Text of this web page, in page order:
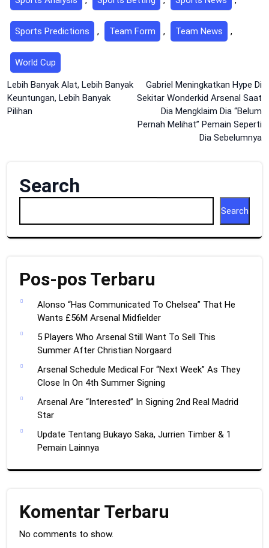
Sports Predictions , Team Form , Team News ,
World Cup
Post
navigation
Lebih Banyak Alat, Lebih Banyak
Keuntungan, Lebih Banyak
Pilihan
Gabriel Meningkatkan Hype Di
Sekitar Wonderkid Arsenal Saat
Dia Mengklaim Dia “Belum
Pernah Melihat” Pemain Seperti
Dia Sebelumnya
Search
Search
Pos-pos Terbaru
Alonso “Has Communicated To Chelsea” That He
Wants £56M Arsenal Midfielder
5 Players Who Arsenal Still Want To Sell This
Summer After Christian Norgaard
Arsenal Schedule Medical For “Next Week” As They
Close In On 4th Summer Signing
Arsenal Are “Interested” In Signing 2nd Real Madrid
Star
Update Tentang Bukayo Saka, Jurrien Timber & 1
Pemain Lainnya
Komentar Terbaru
No comments to show.